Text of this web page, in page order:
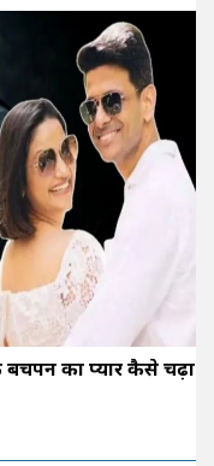
बचपन का प्यार कैसे चढ़ा